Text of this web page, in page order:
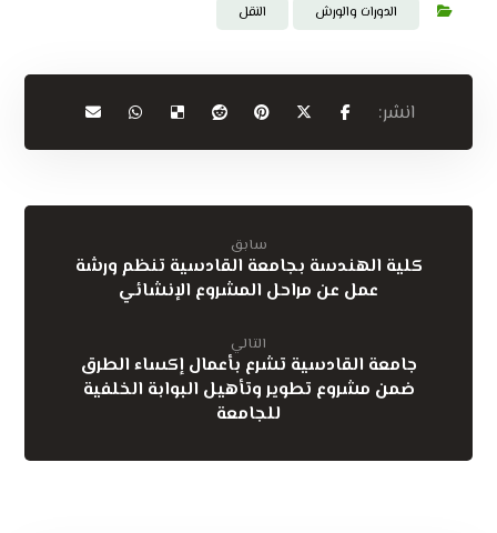
الدورات والورش النقل
سابق
كلية الهندسة بجامعة القادسية تنظم ورشة
عمل عن مراحل المشروع الإنشائي
التالي
جامعة القادسية تشرع بأعمال إكساء الطرق
ضمن مشروع تطوير وتأهيل البوابة الخلفية
للجامعة